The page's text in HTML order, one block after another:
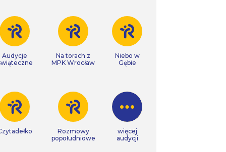
Audycje
Na torach z
MPK Wrocław
Niebo w
Gębie
Rozmowy
popołudniowe
więcej
audycji